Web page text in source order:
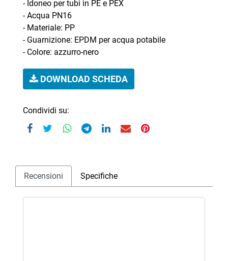
- Idoneo per tubi in PE e PEX
- Acqua PN16
- Materiale: PP
- Guarnizione: EPDM per acqua potabile
- Colore: azzurro-nero
DOWNLOAD SCHEDA
Condividi su:
Recensioni Specifiche